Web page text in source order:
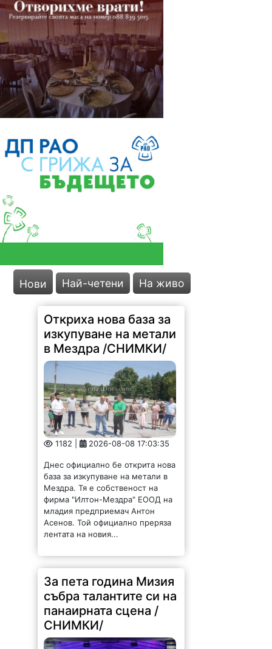
Нови Най-четени На живо
Откриха нова база за
изкупуване на метали
в Мездра /СНИМКИ/
1182 | 2026-08-08 17:03:35
Днес официално бе открита нова
база за изкупуване на метали в
Мездра. Тя е собственост на
фирма "Илтон-Мездра" ЕООД на
младия предприемач Антон
Асенов. Той официално преряза
лентата на новия...
За пета година Мизия
събра талантите си на
панаирната сцена /
СНИМКИ/